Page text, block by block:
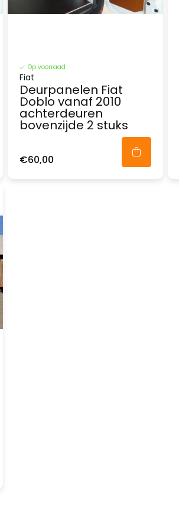
Op voorraad
Fiat
Deurpanelen Fiat
Doblo vanaf 2010
achterdeuren
bovenzijde 2 stuks
€60,00